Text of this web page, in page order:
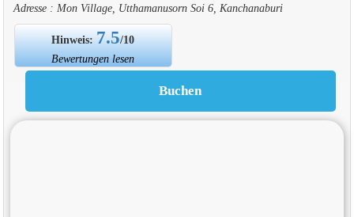
Adresse : Mon Village, Utthamanusorn Soi 6, Kanchanaburi
Hinweis: 7.5/10
Bewertungen lesen